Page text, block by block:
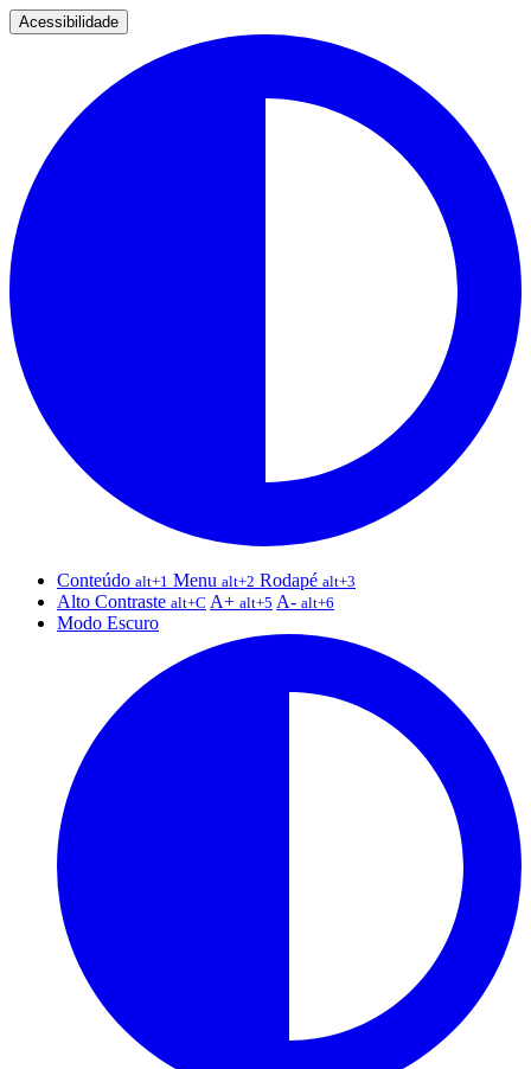
Acessibilidade
Conteúdo alt+1 Menu alt+2 Rodapé alt+3
Alto Contraste alt+C A+ alt+5 A- alt+6
Modo Escuro